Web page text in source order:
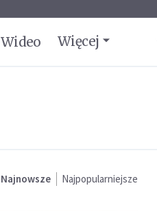
Wideo Więcej
Najnowsze Najpopularniejsze